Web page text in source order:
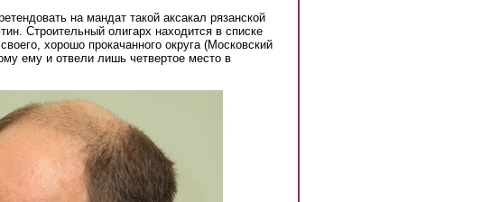
на мандат такой аксакал рязанской
Строительный олигарх находится в списке
хорошо прокачанного округа (Московский
ему и отвели лишь четвертое место в